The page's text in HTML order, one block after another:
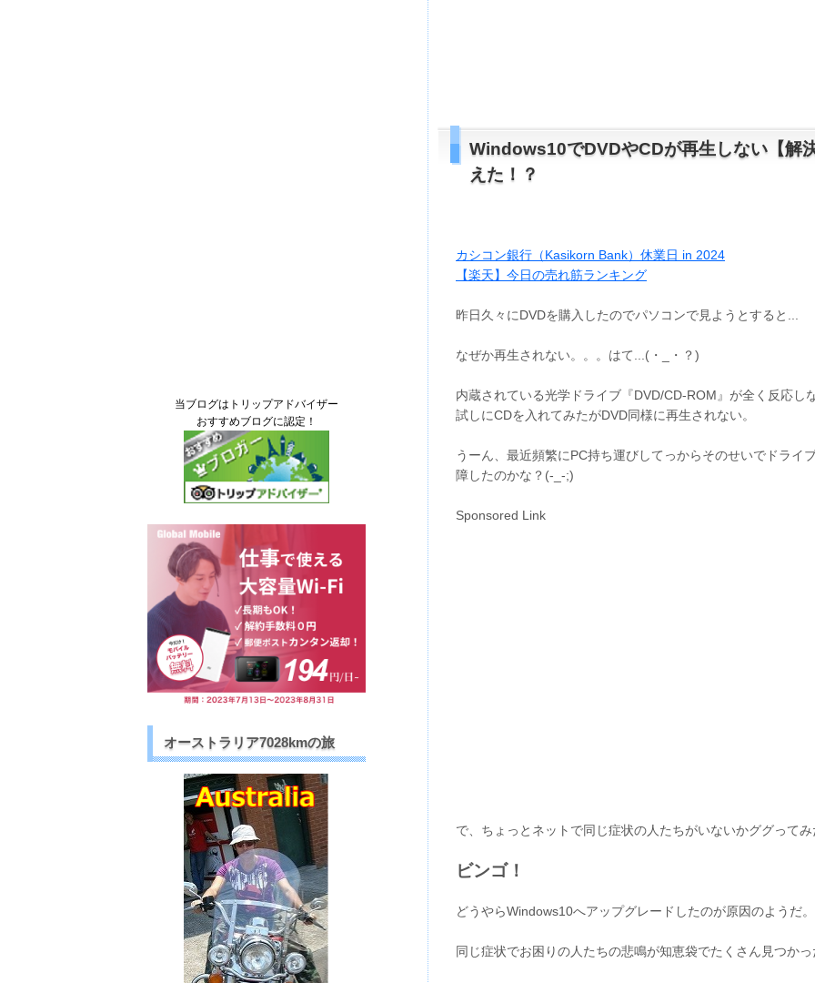
Windows10でDVDやCDが再生しない【解
えた！？
カシコン銀行（Kasikorn Bank）休業日 in 2024
【楽天】今日の売れ筋ランキング
昨日久々にDVDを購入したのでパソコンで見ようとすると...
なぜか再生されない。。。はて...(・_・？)
内蔵されている光学ドライブ『DVD/CD-ROM』が全く反応しな
試しにCDを入れてみたがDVD同様に再生されない。
うーん、最近頻繁にPC持ち運びしてっからそのせいでドライ
障したのかな？(-_-;)
Sponsored Link
で、ちょっとネットで同じ症状の人たちがいないかググってみ
ビンゴ！
どうやらWindows10へアップグレードしたのが原因のようだ。
同じ症状でお困りの人たちの悲鳴が知恵袋でたくさん見つか
当ブログはトリップアドバイザー
おすすめブログに認定！
オーストラリア7028kmの旅